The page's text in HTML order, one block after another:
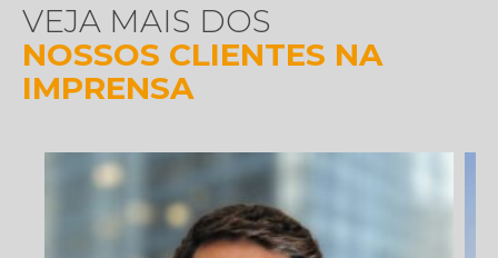
VEJA MAIS DOS
NOSSOS CLIENTES NA
IMPRENSA